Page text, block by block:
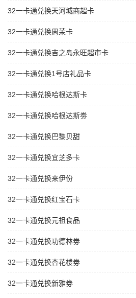
32一卡通兑换天河城商超卡
32一卡通兑换周茉卡
32一卡通兑换吉之岛永旺超市卡
32一卡通兑换1号店礼品卡
32一卡通兑换哈根达斯卡
32一卡通兑换哈根达斯劵
32一卡通兑换巴黎贝甜
32一卡通兑换宜芝多卡
32一卡通兑换来伊份
32一卡通兑换红宝石卡
32一卡通兑换元祖食品
32一卡通兑换功德林劵
32一卡通兑换杏花楼劵
32一卡通兑换新雅劵